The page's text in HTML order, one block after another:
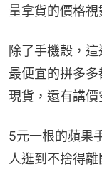
量拿貨的價格
除了手機殼，
最便宜的拼多
現貨，還有講價
5元一根的蘋果
人逛到不捨得離